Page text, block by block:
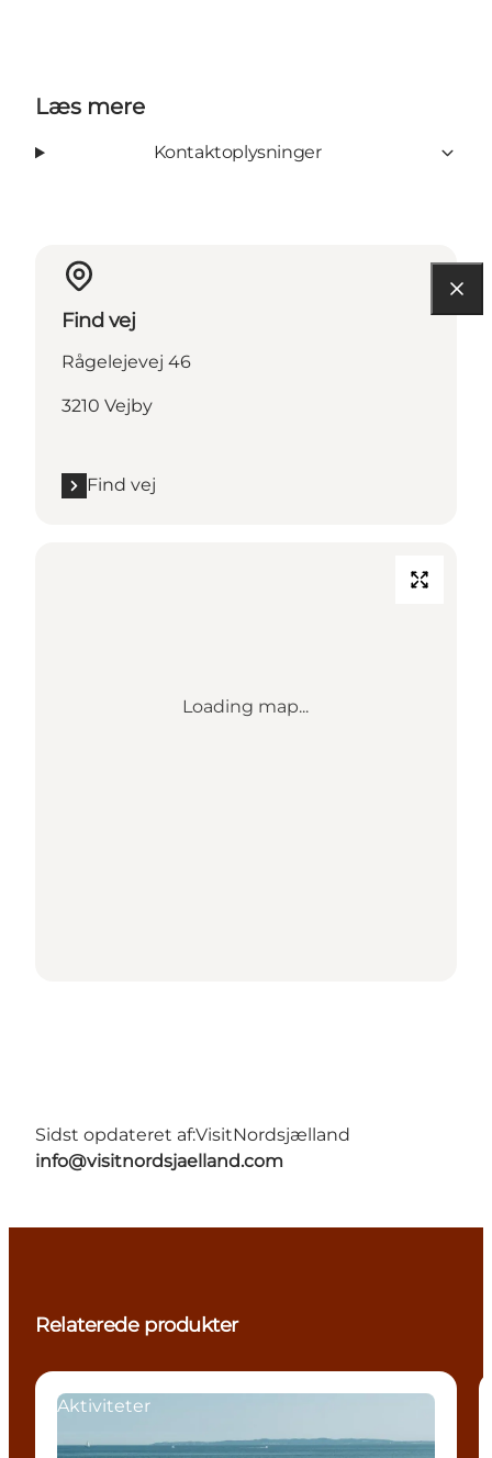
Læs mere
Kontaktoplysninger
Find vej
Rågelejevej 46
3210 Vejby
Find vej
Loading map...
Sidst opdateret af:VisitNordsjælland
info@visitnordsjaelland.com
Relaterede produkter
Aktiviteter